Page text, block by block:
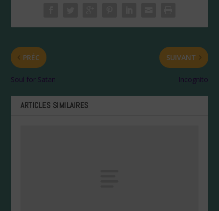
PRÉC
Soul for Satan
SUIVANT
Incognito
ARTICLES SIMILAIRES